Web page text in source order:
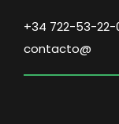
+34 722-53-22-
contacto@